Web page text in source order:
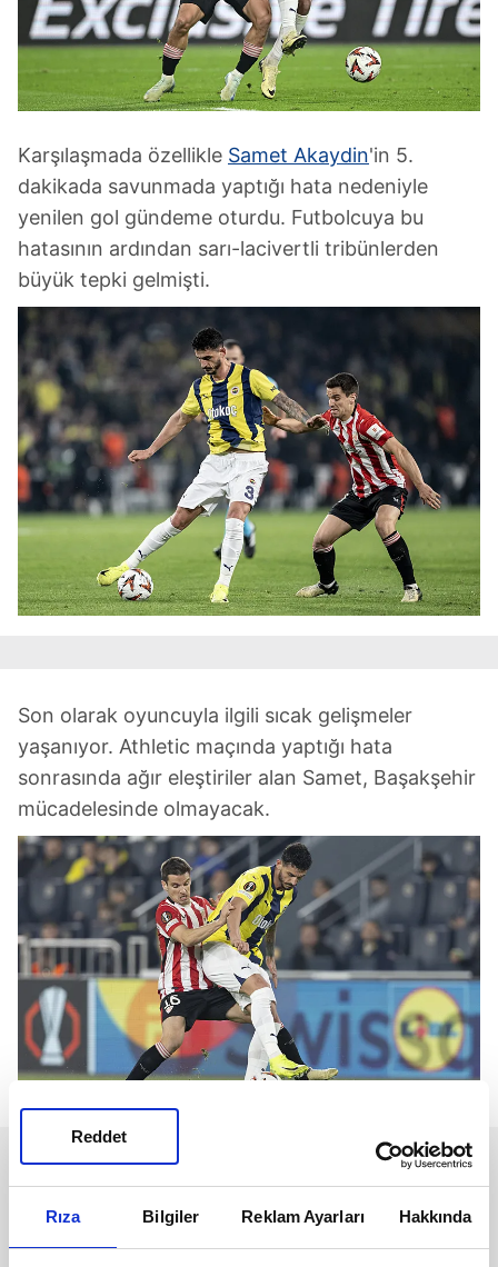
Rıza Bilgiler Reklam Ayarları Hakkında
Reddet
Karşılaşmada özellikle Samet Akaydin'in 5.
dakikada savunmada yaptığı hata nedeniyle
yenilen gol gündeme oturdu. Futbolcuya bu
hatasının ardından sarı-lacivertli tribünlerden
büyük tepki gelmişti.
Son olarak oyuncuyla ilgili sıcak gelişmeler
yaşanıyor. Athletic maçında yaptığı hata
sonrasında ağır eleştiriler alan Samet, Başakşehir
mücadelesinde olmayacak.